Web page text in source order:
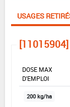
USAGES
[11015904]
DOSE MAX
D'EMPLOI
200 kg/ha